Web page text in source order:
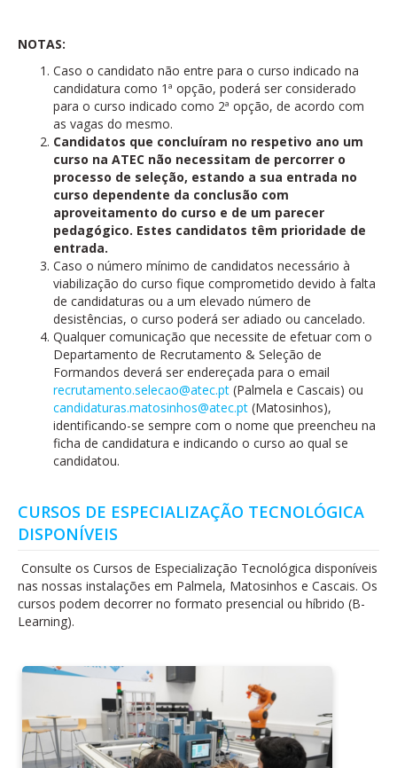
NOTAS:
Caso o candidato não entre para o curso indicado na
candidatura como 1ª opção, poderá ser considerado
para o curso indicado como 2ª opção, de acordo com
as vagas do mesmo.
Candidatos que concluíram no respetivo ano um
curso na ATEC não necessitam de percorrer o
processo de seleção, estando a sua entrada no
curso dependente da conclusão com
aproveitamento do curso e de um parecer
pedagógico. Estes candidatos têm prioridade de
entrada.
Caso o número mínimo de candidatos necessário à
viabilização do curso fique comprometido devido à falta
de candidaturas ou a um elevado número de
desistências, o curso poderá ser adiado ou cancelado.
Qualquer comunicação que necessite de efetuar com o
Departamento de Recrutamento & Seleção de
Formandos deverá ser endereçada para o email
recrutamento.selecao@atec.pt (Palmela e Cascais) ou
candidaturas.matosinhos@atec.pt (Matosinhos),
identificando-se sempre com o nome que preencheu na
ficha de candidatura e indicando o curso ao qual se
candidatou.
CURSOS DE ESPECIALIZAÇÃO TECNOLÓGICA
DISPONÍVEIS
Consulte os Cursos de Especialização Tecnológica disponíveis
nas nossas instalações em Palmela, Matosinhos e Cascais. Os
cursos podem decorrer no formato presencial ou híbrido (B-
Learning).